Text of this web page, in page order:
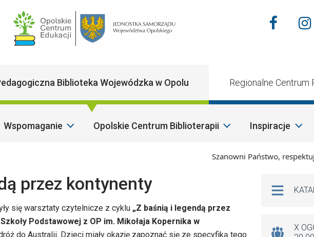
Main Navigation
Nasze
Facebook
Biblioteka Wojewódzka w Opolu Regionalne Centrum
Wspomaganie Opolskie Centrum Biblioterapii Inspiracje
Szanowni Państwo, respektując
przez kontynenty
się warsztaty czytelnicze z cyklu „Z baśnią i legendą przez
Podstawowej z OP im. Mikołaja Kopernika w
do Australii. Dzieci miały okazję zapoznać się ze specyfiką tego
Na
X